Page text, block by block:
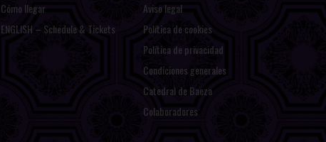
Cómo llegar
ENGLISH – Schedule & Tickets
Aviso legal
Política de cookies
Política de privacidad
Condiciones generales
Catedral de Baeza
Colaboradores